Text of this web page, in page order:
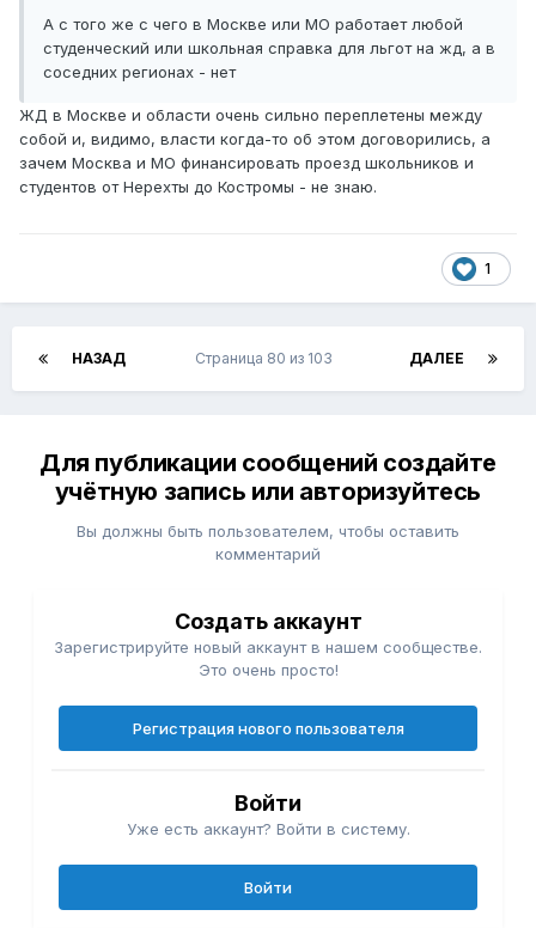
А с того же с чего в Москве или МО работает любой
студенческий или школьная справка для льгот на жд, а в
соседних регионах - нет
ЖД в Москве и области очень сильно переплетены между
собой и, видимо, власти когда-то об этом договорились, а
зачем Москва и МО финансировать проезд школьников и
студентов от Нерехты до Костромы - не знаю.
1
НАЗАД ДАЛЕЕ
Страница 80 из 103
Для публикации сообщений создайте
учётную запись или авторизуйтесь
Вы должны быть пользователем, чтобы оставить
комментарий
Создать аккаунт
Зарегистрируйте новый аккаунт в нашем сообществе.
Это очень просто!
Регистрация нового пользователя
Войти
Уже есть аккаунт? Войти в систему.
Войти